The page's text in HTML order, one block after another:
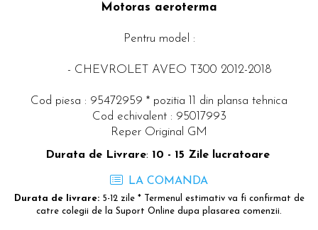
Motoras aeroterma
Pentru model :
- CHEVROLET AVEO T300 2012-2018
Cod piesa : 95472959 * pozitia 11 din plansa tehnica
Cod echivalent : 95017993
Reper Original GM
Durata de Livrare: 10 - 15 Zile lucratoare
LA COMANDA
Durata de livrare:5-12 zile * Termenul estimativ va fi confirmat de
catre colegii de la Suport Online dupa plasarea comenzii.